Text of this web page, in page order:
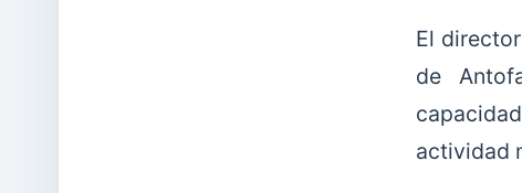
El
de
actividad